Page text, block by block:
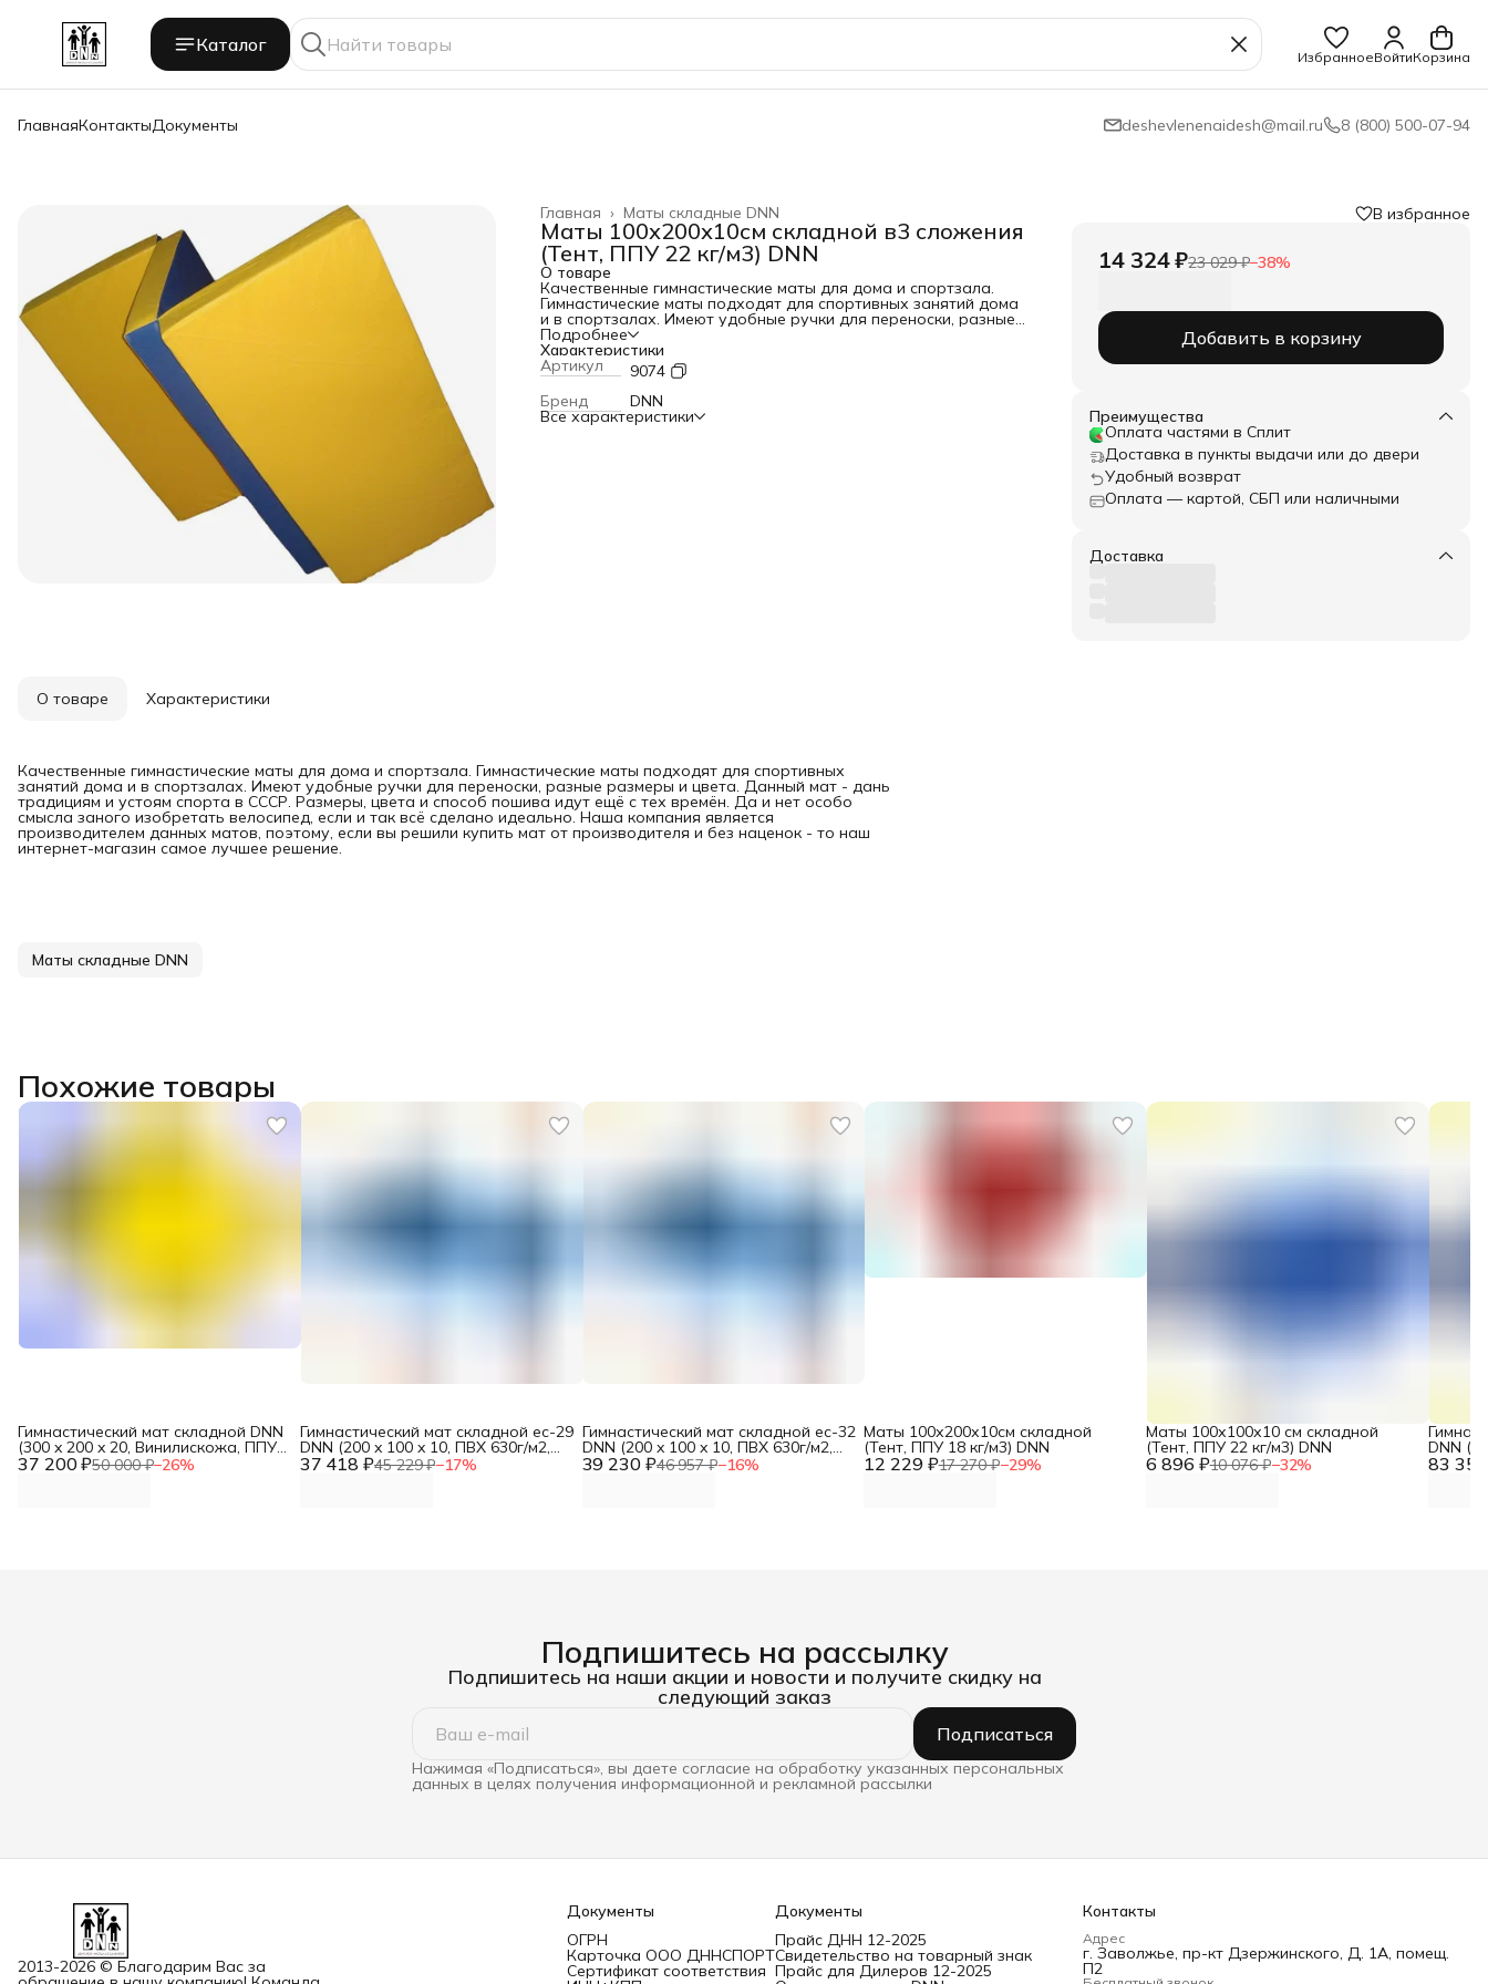
Каталог
ИзбранноеВойтиКорзина
ГлавнаяКонтактыДокументы deshevlenenaidesh@mail.ru 8 (800) 500-07-94
Маты складные DNN
Главная ›
Маты 100х200х10см складной в3 сложения
(Тент, ППУ 22 кг/м3) DNN
О товаре
Качественные гимнастические маты для дома и спортзала.
Гимнастические маты подходят для спортивных занятий дома
и в спортзалах. Имеют удобные ручки для переноски, разные
размеры и цвета. Данный мат - дань традициям и устоям
спорта в СССР. Размеры, цвета и способ пошива идут ещё с
тех времён. Да и нет особо смысла заного изобретать
велосипед, если и так всё сделано идеально. Наша компания
является производителем данных матов, поэтому, если вы
решили купить мат от производителя и без наценок - то наш
интернет-магазин самое лучшее решение.
Подробнее
Характеристики
Артикул
9074
Бренд
DNN
Все характеристики
В избранное
14 324 ₽23 029 ₽−38%
Добавить в корзину
Преимущества
Оплата частями в Сплит
Доставка в пункты выдачи или до двери
Удобный возврат
Оплата — картой, СБП или наличными
Доставка
О товаре Характеристики
Качественные гимнастические маты для дома и спортзала. Гимнастические маты подходят для спортивных
занятий дома и в спортзалах. Имеют удобные ручки для переноски, разные размеры и цвета. Данный мат - дань
традициям и устоям спорта в СССР. Размеры, цвета и способ пошива идут ещё с тех времён. Да и нет особо
смысла заного изобретать велосипед, если и так всё сделано идеально. Наша компания является
производителем данных матов, поэтому, если вы решили купить мат от производителя и без наценок - то наш
интернет-магазин самое лучшее решение.
Маты складные DNN
Похожие товары
37 200 ₽50 000 ₽−26%
Гимнастический мат складной DNN
(300 x 200 x 20, Винилискожа, ППУ
25кг/м3) 37 418 ₽45 229 ₽−17%
Гимнастический мат складной ес-29
DNN (200 x 100 x 10, ПВХ 630г/м2,
низ ПВХ, ППУ 25кг/м3) 39 230 ₽46 957 ₽−16%
Гимнастический мат складной ес-32
DNN (200 x 100 x 10, ПВХ 630г/м2,
низ Антислип, ППУ 25кг/м3) 12 229 ₽17 270 ₽−29%
Маты 100х200х10см складной
(Тент, ППУ 18 кг/м3) DNN
6 896 ₽10 076 ₽−32%
Маты 100х100х10 см складной
(Тент, ППУ 22 кг/м3) DNN
83
DNN
низ
Подпишитесь на рассылку
Подпишитесь на наши акции и новости и получите скидку на
следующий заказ
Подписаться
Нажимая «Подписаться», вы даете согласие на обработку указанных персональных
данных в целях получения информационной и рекламной рассылки
2013-2026 © Благодарим Вас за
Документы
ОГРН
Карточка ООО ДННСПОРТ
Сертификат соответствия
Документы
Прайс ДНН 12-2025
Свидетельство на товарный знак
Прайс для Дилеров 12-2025
Контакты
Адрес
г. Заволжье, пр-кт Дзержинского, Д. 1А, помещ.
П2